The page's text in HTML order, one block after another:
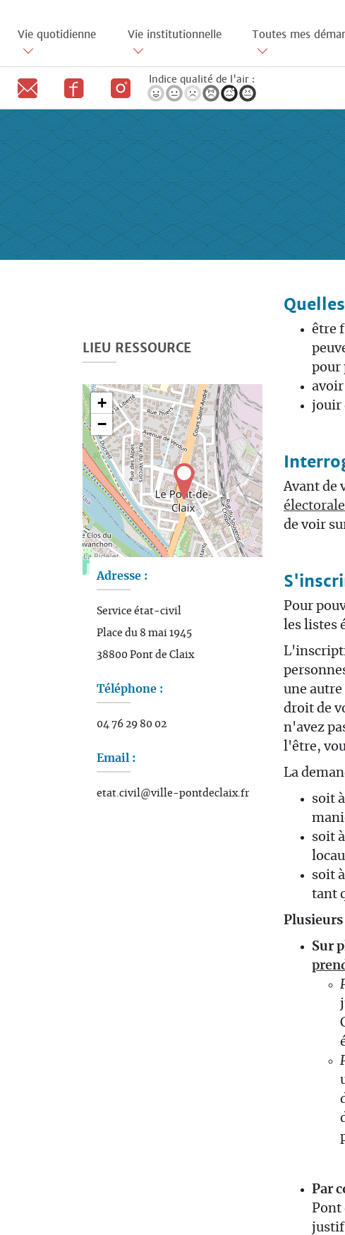
contenu
principal
Vie quotidienne Vie institutionnelle Toutes mes
Indice qualité de l'air :
LIEU RESSOURCE
+
−
Leaflet
Adresse :
Service état-civil
Place du 8 mai 1945
38800 Pont de Claix
Téléphone :
04 76 29 80 02
Email :
etat.civil@ville-pontdeclaix.fr
être
pour
avoir
jouir
Avant de
électorale
de voir
Pour
les listes
une
droit de
n'avez
l'être,
La
soit
soit
soit
tant
Plusieurs
Sur
Par
Pont